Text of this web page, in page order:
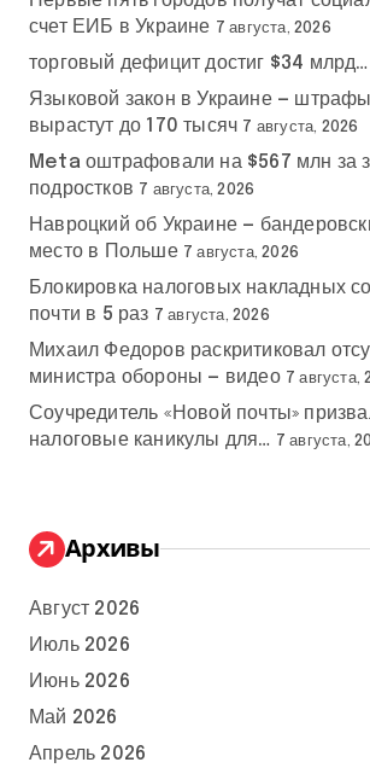
счет ЕИБ в Украине 7 августа, 2026
торговый дефицит достиг $34 млрд…
Языковой закон в Украине —
вырастут до 170 тысяч 7 августа, 2026
Meta оштрафовали на $567 млн за
подростков 7 августа, 2026
Навроцкий об Украине —
место в Польше 7 августа, 2026
Блокировка налоговых накладных
почти в 5 раз 7 августа, 2026
Михаил Федоров раскритиковал
министра обороны — видео 7 августа,
Соучредитель «Новой почты»
налоговые каникулы для… 7 августа,
Архивы
Август 2026
Июль 2026
Июнь 2026
Май 2026
Апрель 2026